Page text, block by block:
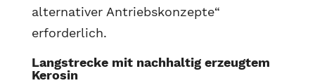
alternativer Antriebskonzepte“
erforderlich.
Langstrecke mit nachhaltig erzeugtem
Kerosin